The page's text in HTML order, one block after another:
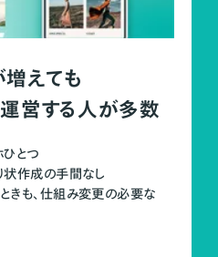
えても
営する人が多数
ひとつ
状作成の手間なし
きも、仕組み変更の必要な